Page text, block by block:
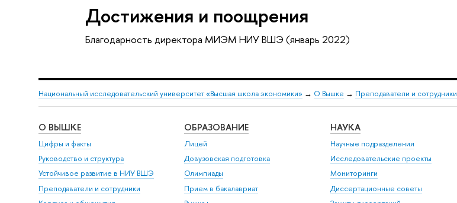
Достижения и поощрения
Благодарность директора МИЭМ НИУ ВШЭ (январь 2022)
Национальный исследовательский университет «Высшая школа экономики» → О Вышке → Преподаватели и сотрудники
О ВЫШКЕ
Цифры и факты
Руководство и структура
Устойчивое развитие в НИУ ВШЭ
Преподаватели и сотрудники
ОБРАЗОВАНИЕ
Лицей
Довузовская подготовка
Олимпиады
Прием в бакалавриат
НАУКА
Научные подразделения
Исследовательские проекты
Мониторинги
Диссертационные советы